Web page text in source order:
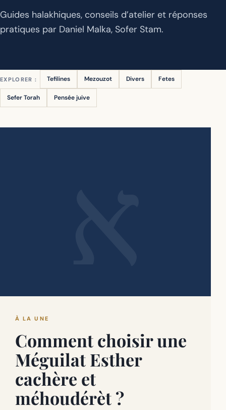
Guides halakhiques, conseils d’atelier et réponses
pratiques par Daniel Malka, Sofer Stam.
EXPLORER : Tefilines Mezouzot Divers Fetes
Sefer Torah Pensée juive
À LA UNE
Comment choisir une
Méguilat Esther
cachère et
méhoudérèt ?